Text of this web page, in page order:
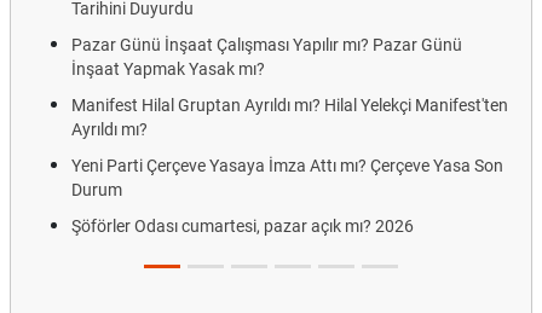
Tarihini Duyurdu
Pazar Günü İnşaat Çalışması Yapılır mı? Pazar Günü
İnşaat Yapmak Yasak mı?
Manifest Hilal Gruptan Ayrıldı mı? Hilal Yelekçi Manifest'ten
Ayrıldı mı?
Yeni Parti Çerçeve Yasaya İmza Attı mı? Çerçeve Yasa Son
Durum
Şöförler Odası cumartesi, pazar açık mı? 2026